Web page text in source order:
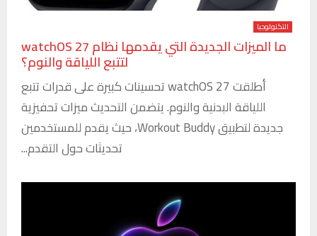
التكنولوجيا
ما الميزات الجديدة التي يقدمها نظام watchOS 27
لتتبع اللياقة والنوم؟
أطلقت watchOS 27 تحسينات كبيرة على قدرات تتبع
اللياقة البدنية والنوم. يتضمن التحديث ميزات تحفيزية
جديدة لتطبيق Workout Buddy، حيث يقدم للمستخدمين
تحديثات حول التقدم...